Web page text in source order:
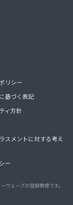
リシー
基づく表記
ィ方針
スメントに対する考え
ー
ウェーブの登録商標です。